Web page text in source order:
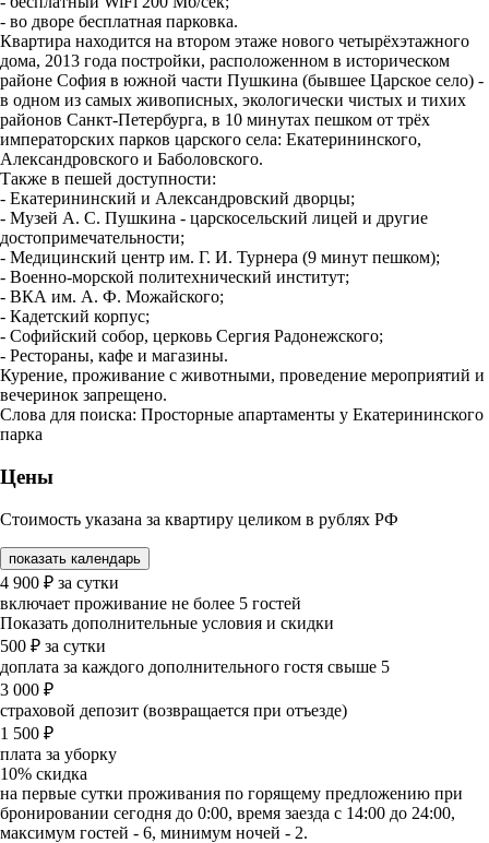
- во дворе бесплатная парковка.
Квартира находится на втором этаже нового четырёхэтажного
дома, 2013 года постройки, расположенном в историческом
районе София в южной части Пушкина (бывшее Царское село) -
в одном из самых живописных, экологически чистых и тихих
районов Санкт-Петербурга, в 10 минутах пешком от трёх
императорских парков царского села: Екатерининского,
Александровского и Баболовского.
Также в пешей доступности:
- Екатерининский и Александровский дворцы;
- Музей А. С. Пушкина - царскосельский лицей и другие
достопримечательности;
- Медицинский центр им. Г. И. Турнера (9 минут пешком);
- Военно-морской политехнический институт;
- ВКА им. А. Ф. Можайского;
- Кадетский корпус;
- Софийский собор, церковь Сергия Радонежского;
- Рестораны, кафе и магазины.
Курение, проживание с животными, проведение мероприятий и
вечеринок запрещено.
Слова для поиска: Просторные апартаменты у Екатерининского
парка
Цены
Стоимость указана за квартиру целиком в рублях РФ
показать календарь
4 900 ₽ за сутки
включает проживание не более 5 гостей
Показать дополнительные условия и скидки
500 ₽ за сутки
доплата за каждого дополнительного гостя свыше 5
3 000 ₽
страховой депозит (возвращается при отъезде)
1 500 ₽
плата за уборку
10% скидка
на первые сутки проживания по горящему предложению при
бронировании сегодня до 0:00, время заезда с 14:00 до 24:00,
максимум гостей - 6, минимум ночей - 2.